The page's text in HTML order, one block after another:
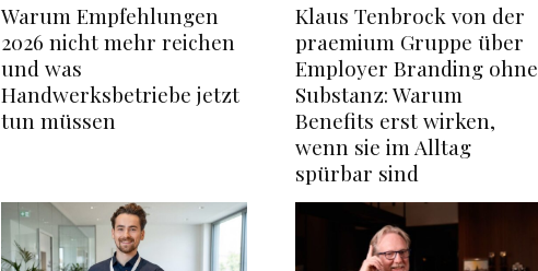
Warum Empfehlungen
2026 nicht mehr reichen
und was
Handwerksbetriebe jetzt
tun müssen
Klaus Tenbrock von der
praemium Gruppe über
Employer Branding ohne
Substanz: Warum
Benefits erst wirken,
wenn sie im Alltag
spürbar sind